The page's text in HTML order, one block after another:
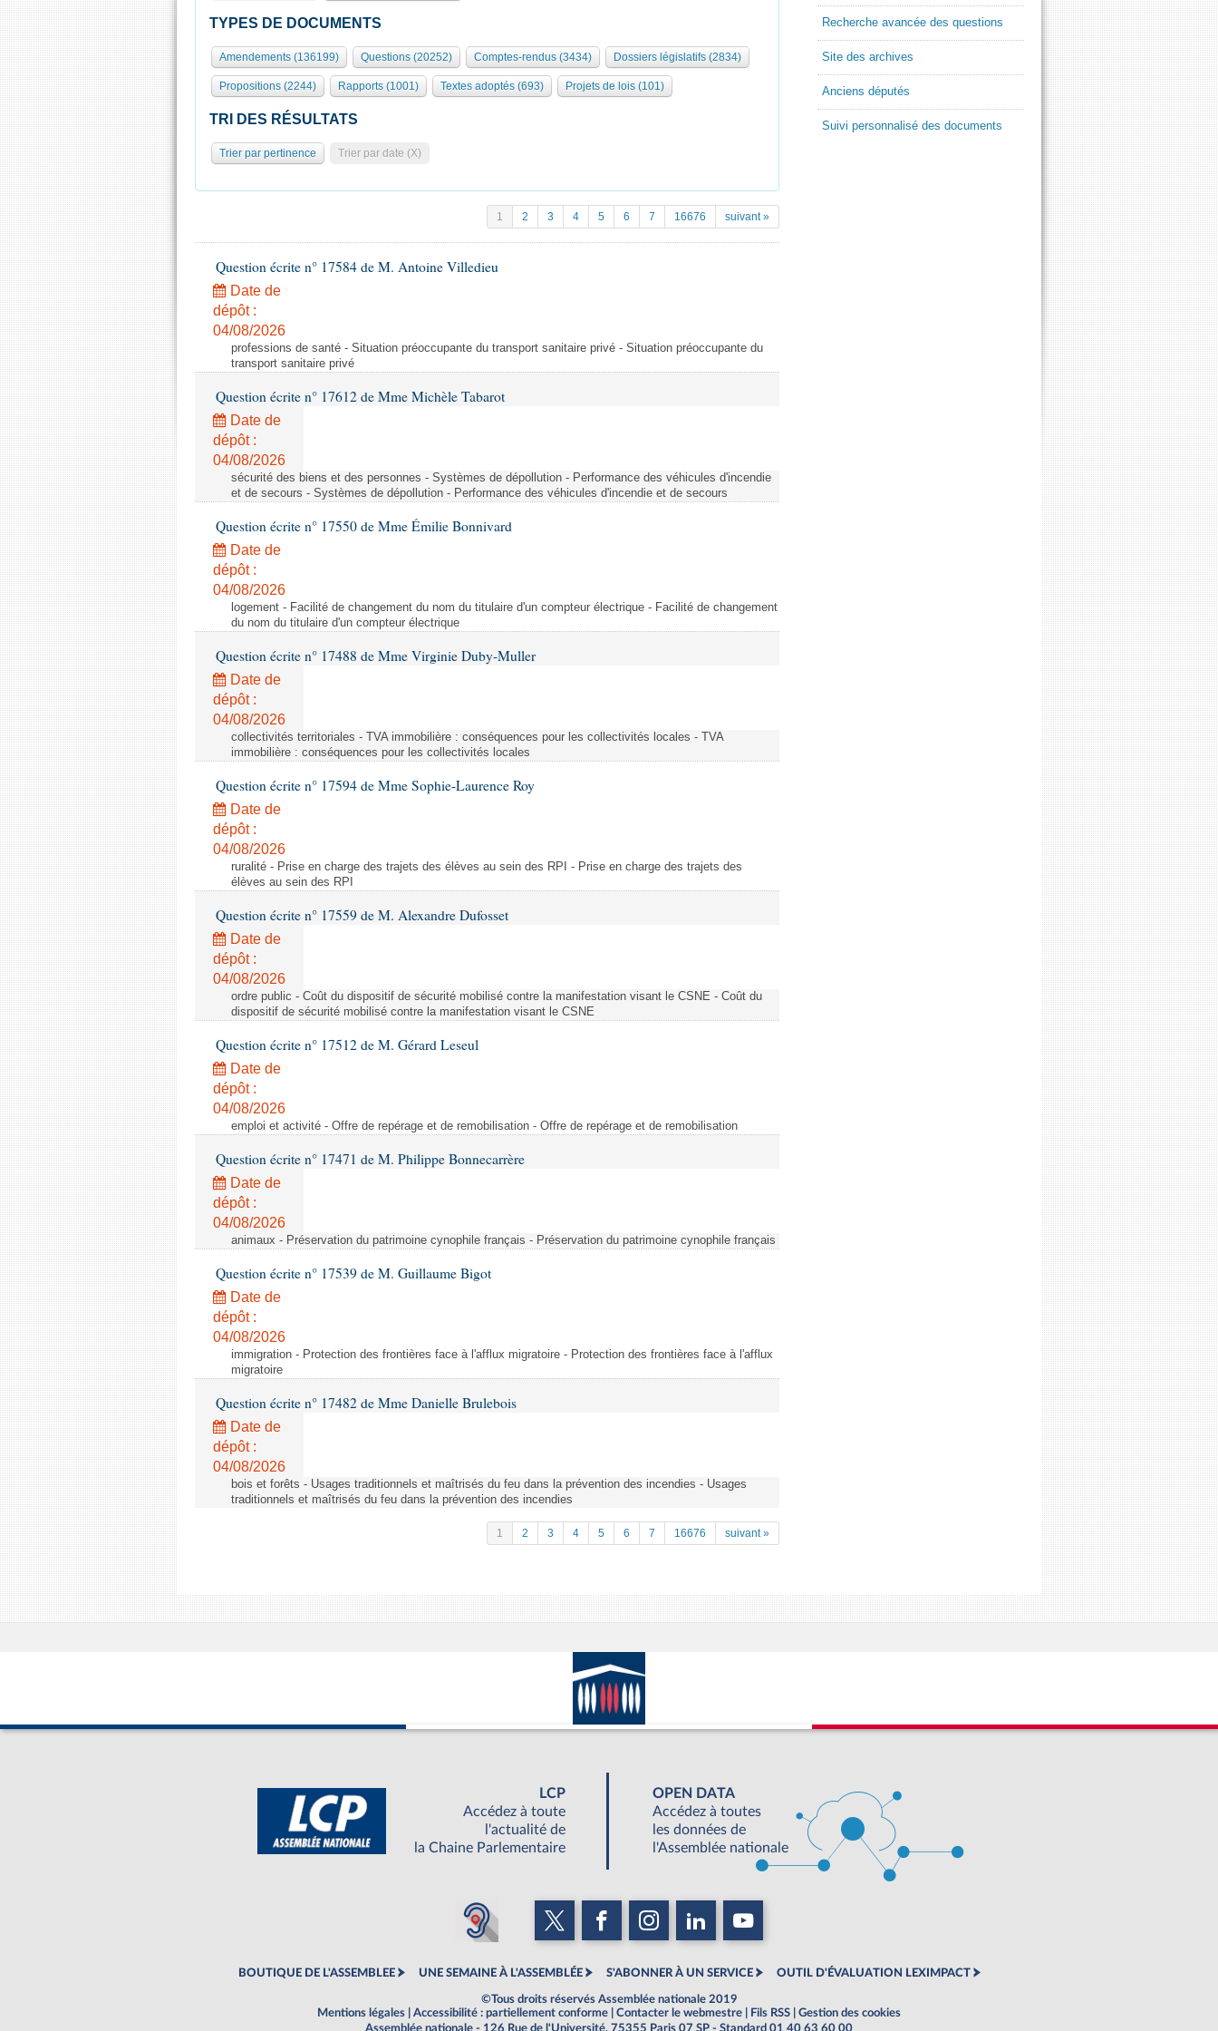
TYPES DE DOCUMENTS
Amendements (136199) Questions (20252) Comptes-rendus (3434) Dossiers législatifs (2834)
Propositions (2244) Rapports (1001) Textes adoptés (693) Projets de lois (101)
TRI DES RÉSULTATS
Trier par pertinence Trier par date (X)
1 2 3 4 5 6 7 16676 suivant »
Question écrite n° 17584 de M. Antoine Villedieu
Date de
dépôt :
04/08/2026
professions de santé - Situation préoccupante du transport sanitaire privé - Situation préoccupante du
transport sanitaire privé
Question écrite n° 17612 de Mme Michèle Tabarot
Date de
dépôt :
04/08/2026
sécurité des biens et des personnes - Systèmes de dépollution - Performance des véhicules d'incendie
et de secours - Systèmes de dépollution - Performance des véhicules d'incendie et de secours
Question écrite n° 17550 de Mme Émilie Bonnivard
Date de
dépôt :
04/08/2026
logement - Facilité de changement du nom du titulaire d'un compteur électrique - Facilité de changement
du nom du titulaire d'un compteur électrique
Question écrite n° 17488 de Mme Virginie Duby-Muller
Date de
dépôt :
04/08/2026
collectivités territoriales - TVA immobilière : conséquences pour les collectivités locales - TVA
immobilière : conséquences pour les collectivités locales
Question écrite n° 17594 de Mme Sophie-Laurence Roy
Date de
dépôt :
04/08/2026
ruralité - Prise en charge des trajets des élèves au sein des RPI - Prise en charge des trajets des
élèves au sein des RPI
Question écrite n° 17559 de M. Alexandre Dufosset
Date de
dépôt :
04/08/2026
ordre public - Coût du dispositif de sécurité mobilisé contre la manifestation visant le CSNE - Coût du
dispositif de sécurité mobilisé contre la manifestation visant le CSNE
Question écrite n° 17512 de M. Gérard Leseul
Date de
dépôt :
04/08/2026
emploi et activité - Offre de repérage et de remobilisation - Offre de repérage et de remobilisation
Question écrite n° 17471 de M. Philippe Bonnecarrère
Date de
dépôt :
04/08/2026
animaux - Préservation du patrimoine cynophile français - Préservation du patrimoine cynophile français
Question écrite n° 17539 de M. Guillaume Bigot
Date de
dépôt :
04/08/2026
immigration - Protection des frontières face à l'afflux migratoire - Protection des frontières face à l'afflux
migratoire
Question écrite n° 17482 de Mme Danielle Brulebois
Date de
dépôt :
04/08/2026
bois et forêts - Usages traditionnels et maîtrisés du feu dans la prévention des incendies - Usages
traditionnels et maîtrisés du feu dans la prévention des incendies
1 2 3 4 5 6 7 16676 suivant »
Recherche avancée des questions
Site des archives
Anciens députés
Suivi personnalisé des documents
LCP
Accédez à toute
l'actualité de
la Chaine Parlementaire
OPEN DATA
Accédez à toutes
les données de
l'Assemblée nationale
BOUTIQUE DE L'ASSEMBLEE UNE SEMAINE À L'ASSEMBLÉE S'ABONNER À UN SERVICE OUTIL D'ÉVALUATION LEXIMPACT
©Tous droits réservés Assemblée nationale 2019
Mentions légales
Accessibilité : partiellement conforme Contacter le webmestre Fils RSS
Gestion des cookies
Assemblée nationale - 126 Rue de l'Université, 75355 Paris 07 SP - Standard 01 40 63 60 00